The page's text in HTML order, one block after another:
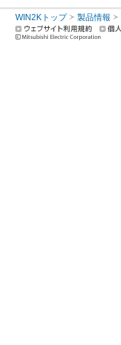
WIN2Kトップ 製品情報